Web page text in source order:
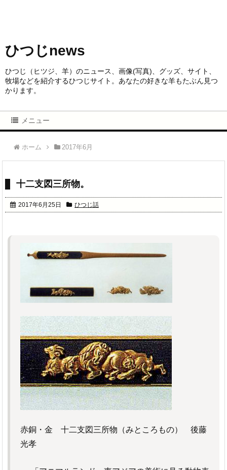
ひつじnews
ひつじ（ヒツジ、羊）のニュース、画像(写真)、グッズ、サイト、
牧場などを紹介するひつじサイト。あなたの好きな羊もたぶん見つ
かります。
メニュー
ホーム 2017年6月
十二支図三所物。
2017年6月25日 ひつじ話
赤銅・金 十二支図三所物（みところもの） 後藤
光孝